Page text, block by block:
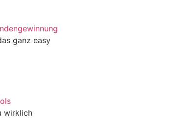
ganz easy
wirklich